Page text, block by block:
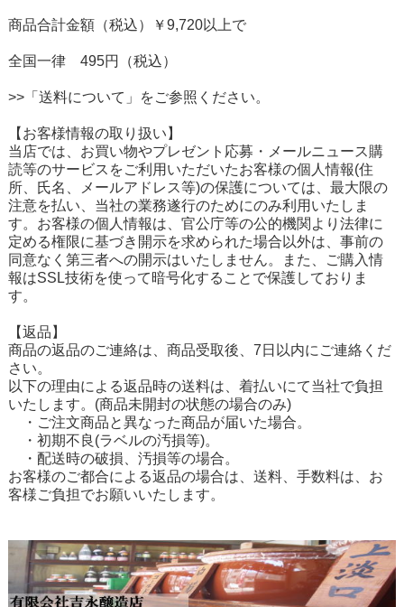
商品合計金額（税込）￥9,720以上で
全国一律 495円（税込）
>>「送料について」をご参照ください。
【お客様情報の取り扱い】
当店では、お買い物やプレゼント応募・メールニュース購
読等のサービスをご利用いただいたお客様の個人情報(住
所、氏名、メールアドレス等)の保護については、最大限の
注意を払い、当社の業務遂行のためにのみ利用いたしま
す。お客様の個人情報は、官公庁等の公的機関より法律に
定める権限に基づき開示を求められた場合以外は、事前の
同意なく第三者への開示はいたしません。また、ご購入情
報はSSL技術を使って暗号化することで保護しておりま
す。
【返品】
商品の返品のご連絡は、商品受取後、7日以内にご連絡くだ
さい。
以下の理由による返品時の送料は、着払いにて当社で負担
いたします。(商品未開封の状態の場合のみ)
・ご注文商品と異なった商品が届いた場合。
・初期不良(ラベルの汚損等)。
・配送時の破損、汚損等の場合。
お客様のご都合による返品の場合は、送料、手数料は、お
客様ご負担でお願いいたします。